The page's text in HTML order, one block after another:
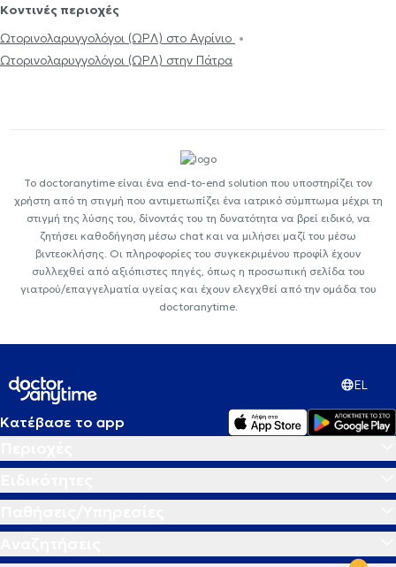
Κοντινές περιοχές
Ωτορινολαρυγγολόγοι (ΩΡΛ) στο Αγρίνιο
Ωτορινολαρυγγολόγοι (ΩΡΛ) στην Πάτρα
Το doctoranytime είναι ένα end-to-end solution που υποστηρίζει τον
χρήστη από τη στιγμή που αντιμετωπίζει ένα ιατρικό σύμπτωμα μέχρι τη
στιγμή της λύσης του, δίνοντάς του τη δυνατότητα να βρεί ειδικό, να
ζητήσει καθοδήγηση μέσω chat και να μιλήσει μαζί του μέσω
βιντεοκλήσης. Οι πληροφορίες του συγκεκριμένου προφίλ έχουν
συλλεχθεί από αξιόπιστες πηγές, όπως η προσωπική σελίδα του
γιατρού/επαγγελματία υγείας και έχουν ελεγχθεί από την ομάδα του
doctoranytime.
EL
Κατέβασε το app